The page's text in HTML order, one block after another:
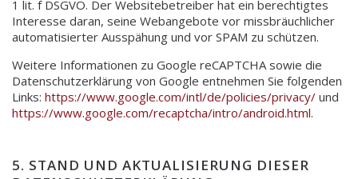
1 lit. f DSGVO. Der Websitebetreiber hat ein berechtigtes
Interesse daran, seine Webangebote vor missbräuchlicher
automatisierter Ausspähung und vor SPAM zu schützen.
Weitere Informationen zu Google reCAPTCHA sowie die
Datenschutzerklärung von Google entnehmen Sie folgenden
Links: https://www.google.com/intl/de/policies/privacy/ und
https://www.google.com/recaptcha/intro/android.html.
5. STAND UND AKTUALISIERUNG DIESER